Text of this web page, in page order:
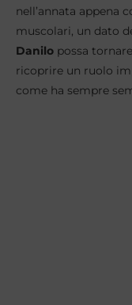
nell’annata appena
muscolari, un dato
Danilo possa
ricoprire un ruolo
come ha sempre